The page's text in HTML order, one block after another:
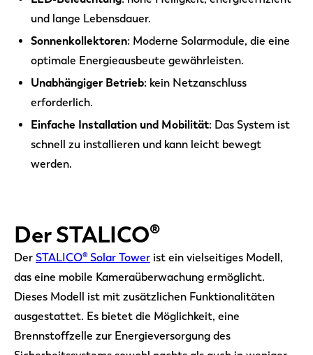
und lange Lebensdauer.
Sonnenkollektoren: Moderne Solarmodule, die eine
optimale Energieausbeute gewährleisten.
Unabhängiger Betrieb: kein Netzanschluss
erforderlich.
Einfache Installation und Mobilität: Das System ist
schnell zu installieren und kann leicht bewegt
werden.
Der STALICO®
Der STALICO® Solar Tower ist ein vielseitiges Modell,
das eine mobile Kameraüberwachung ermöglicht.
Dieses Modell ist mit zusätzlichen Funktionalitäten
ausgestattet. Es bietet die Möglichkeit, eine
Brennstoffzelle zur Energieversorgung des